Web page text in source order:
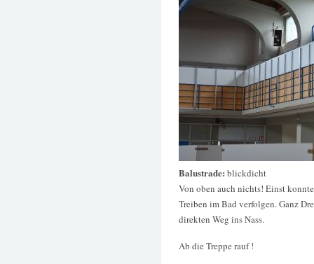
Balustrade: blickdicht
Von oben auch nichts! Einst
Treiben im Bad verfolgen. Ganz
direkten Weg ins Nass.
Ab die Treppe rauf !